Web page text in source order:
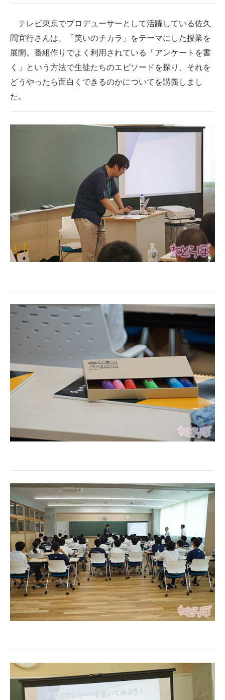
テレビ東京でプロデューサーとして活躍している佐久
間宜行さんは、「笑いのチカラ」をテーマにした授業を
展開。番組作りでよく利用されている「アンケートを書
く」という方法で生徒たちのエピソードを探り、それを
どうやったら面白くできるのかについてを講義しまし
た。